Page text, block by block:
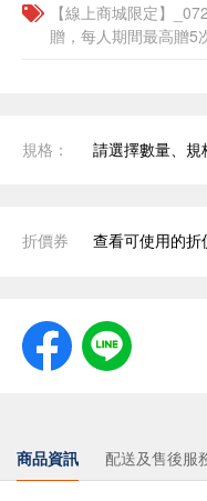
【線上商城限定】
贈，每人期間最高贈5
規格： 請選擇數量、規
折價券 查看可使用的折
商品資訊 配送及售後服